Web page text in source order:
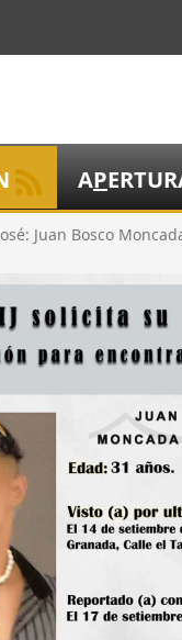
AP
Juan Bosco